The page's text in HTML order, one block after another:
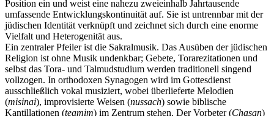
Position ein und weist eine nahezu zweieinhalb Jahrtausende
umfassende Entwicklungskontinuität auf. Sie ist untrennbar mit der
jüdischen Identität verknüpft und zeichnet sich durch eine enorme
Vielfalt und Heterogenität aus.
Ein zentraler Pfeiler ist die Sakralmusik. Das Ausüben der jüdischen
Religion ist ohne Musik undenkbar; Gebete, Torarezitationen und
selbst das Tora- und Talmudstudium werden traditionell singend
vollzogen. In orthodoxen Synagogen wird im Gottesdienst
ausschließlich vokal musiziert, wobei überlieferte Melodien
(misinai), improvisierte Weisen (nussach) sowie biblische
Kantillationen (teamim) im Zentrum stehen. Der Vorbeter (Chasan)